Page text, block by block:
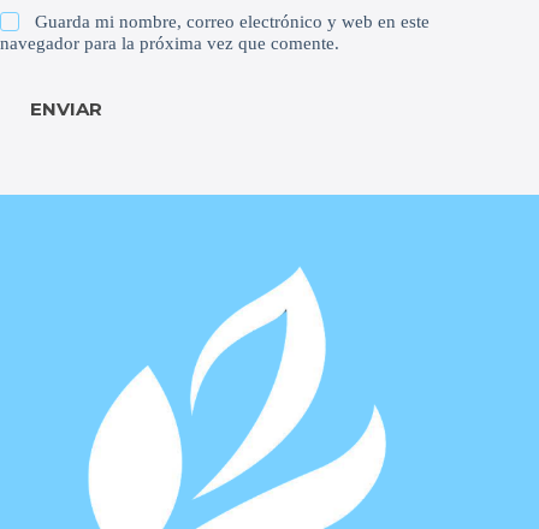
Guarda mi nombre, correo electrónico y web en este
navegador para la próxima vez que comente.
ENVIAR